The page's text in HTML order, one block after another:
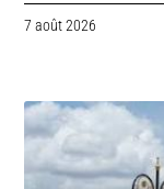
7 août 2026